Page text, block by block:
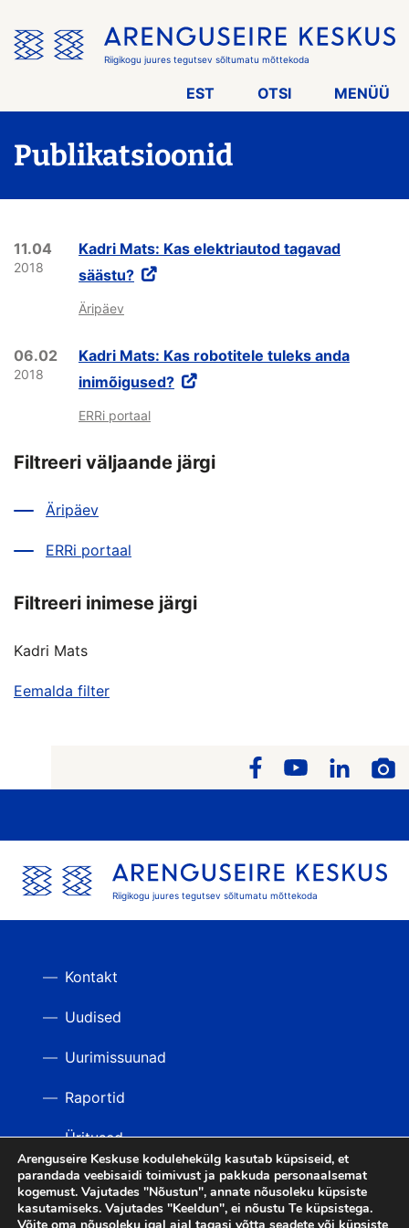
menüü
vahele
Riigikogu juures tegutsev sõltumatu mõttekoda
EST OTSI MENÜÜ
Publikatsioonid
11.04
2018
Kadri Mats: Kas elektriautod tagavad
säästu?
Äripäev
06.02
2018
Kadri Mats: Kas robotitele tuleks anda
inimõigused?
ERRi portaal
Filtreeri väljaande järgi
Äripäev
ERRi portaal
Filtreeri inimese järgi
Kadri Mats
Eemalda filter
Riigikogu juures tegutsev sõltumatu mõttekoda
TAGASI ÜLES
Kontakt
Uudised
Uurimissuunad
Raportid
Üritused
Videod
Arenguseire Keskuse kodulehekülg kasutab küpsiseid, et
parandada veebisaidi toimivust ja pakkuda personaalsemat
kogemust. Vajutades "Nõustun", annate nõusoleku küpsiste
kasutamiseks. Vajutades "Keeldun", ei nõustu Te küpsistega.